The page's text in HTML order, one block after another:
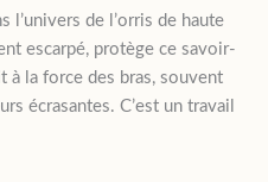
l’univers de l’orris de haute
escarpé, protège ce savoir-
à la force des bras, souvent
écrasantes. C’est un travail